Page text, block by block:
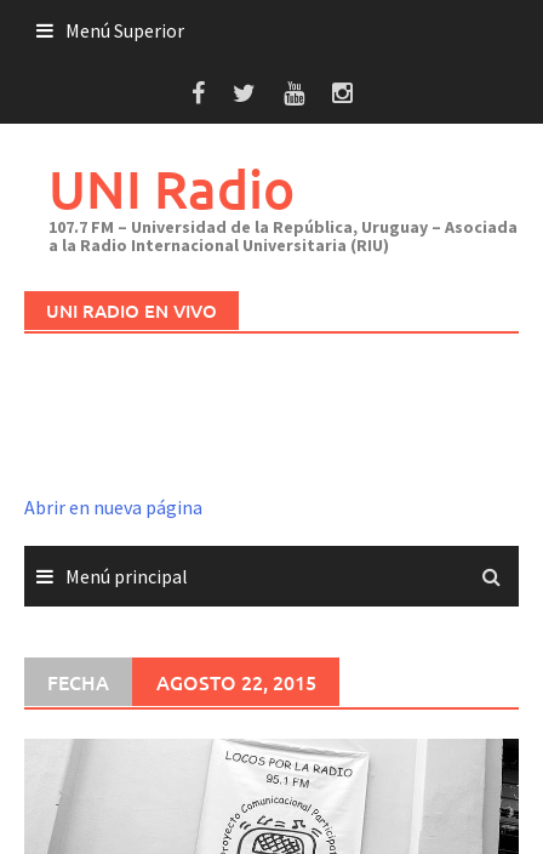
Menú Superior
UNI Radio
107.7 FM – Universidad de la República, Uruguay – Asociada
a la Radio Internacional Universitaria (RIU)
UNI RADIO EN VIVO
Abrir en nueva página
Menú principal
FECHA AGOSTO 22, 2015